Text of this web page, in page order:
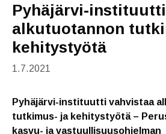
Pyhäjärvi-
alkutuotannon
kehitystyötä
1.7.2021
Pyhäjärvi-instituutti vahvistaa
tutkimus- ja kehitystyötä –
kasvu- ja vastuullisuusohjelman